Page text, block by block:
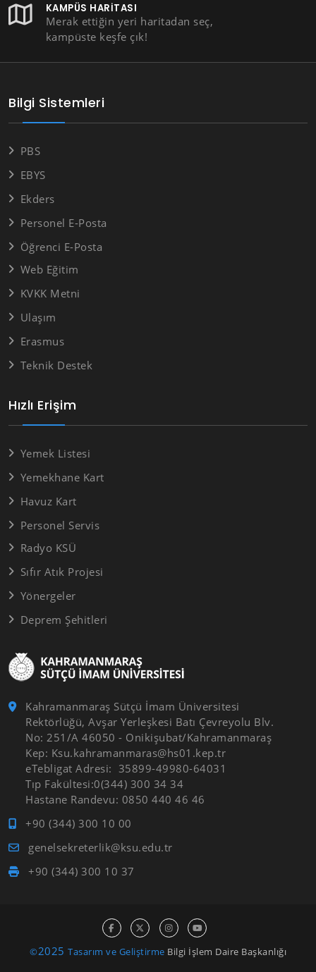
KAMPÜS HARITASI
Merak ettiğin yeri haritadan seç,
kampüste keşfe çık!
Kahramanmaraş Sütçü İmam Üniversitesi
Rektörlüğü, Avşar Yerleşkesi Batı Çevreyolu Blv.
No: 251/A 46050 - Onikişubat/Kahramanmaraş
Kep: Ksu.kahramanmaras@hs01.kep.tr
eTebligat Adresi: 35899-49980-64031
Tıp Fakültesi:0(344) 300 34 34
Hastane Randevu: 0850 440 46 46
+90 (344) 300 10 00
genelsekreterlik@ksu.edu.tr
+90 (344) 300 10 37
Hızlı Erişim
Yemek Listesi
Yemekhane Kart
Havuz Kart
Personel Servis
Radyo KSÜ
Sıfır Atık Projesi
Yönergeler
Deprem Şehitleri
Bilgi Sistemleri
PBS
EBYS
Ekders
Personel E-Posta
Öğrenci E-Posta
Web Eğitim
KVKK Metni
Ulaşım
Erasmus
Teknik Destek
©2025 Tasarım ve Geliştirme Bilgi İşlem Daire Başkanlığı